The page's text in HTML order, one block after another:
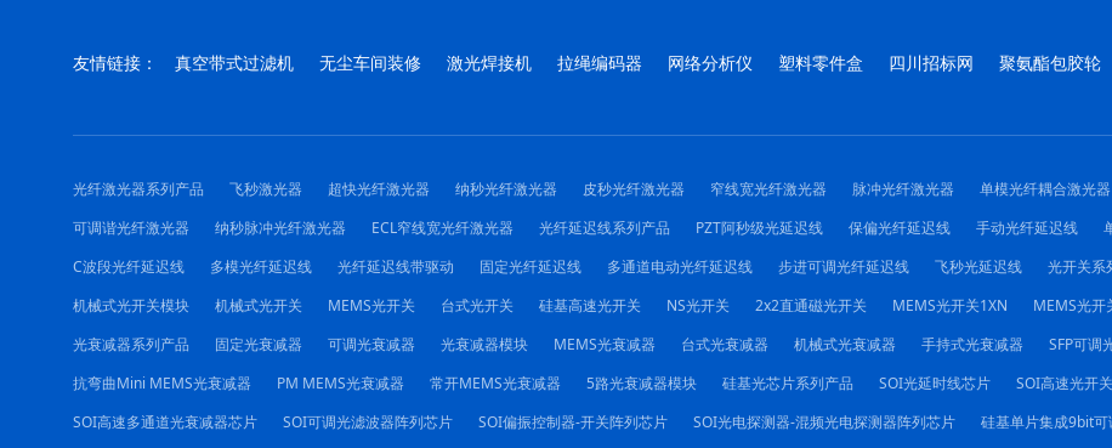
友情链接： 真空带式过滤机 无尘车间装修 激光焊接机 拉绳编码器 网络分析仪 塑料零件盒 四川招标网 聚氨酯包胶轮
光纤激光器系列产品 飞秒激光器 超快光纤激光器 纳秒光纤激光器 皮秒光纤激光器 窄线宽光纤激光器 脉冲光纤激光器 单模光纤耦合激光器
可调谐光纤激光器
纳秒脉冲光纤激光器 ECL窄线宽光纤激光器 光纤延迟线系列产品 PZT阿秒级光延迟线 保偏光纤延迟线 手动光纤延迟线
C波段光纤延迟线
多模光纤延迟线 光纤延迟线带驱动 固定光纤延迟线 多通道电动光纤延迟线 步进可调光纤延迟线 飞秒光延迟线 光开关系
机械式光开关模块
机械式光开关 MEMS光开关 台式光开关 硅基高速光开关 NS光开关 2x2直通磁光开关 MEMS光开关1XN MEMS光开
光衰减器系列产品
固定光衰减器 可调光衰减器 光衰减器模块 MEMS光衰减器 台式光衰减器 机械式光衰减器 手持式光衰减器 SFP可调
抗弯曲Mini MEMS光衰减器
PM MEMS光衰减器 常开MEMS光衰减器 5路光衰减器模块 硅基光芯片系列产品 SOI光延时线芯片 SOI高速光开
SOI高速多通道光衰减器芯片
SOI可调光滤波器阵列芯片 SOI偏振控制器-开关阵列芯片 SOI光电探测器-混频光电探测器阵列芯片 硅基单片集成9bit